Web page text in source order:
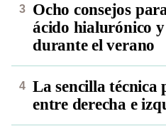
Ocho consejos
ácido hialurónico y
durante el verano
La sencilla
entre derecha e